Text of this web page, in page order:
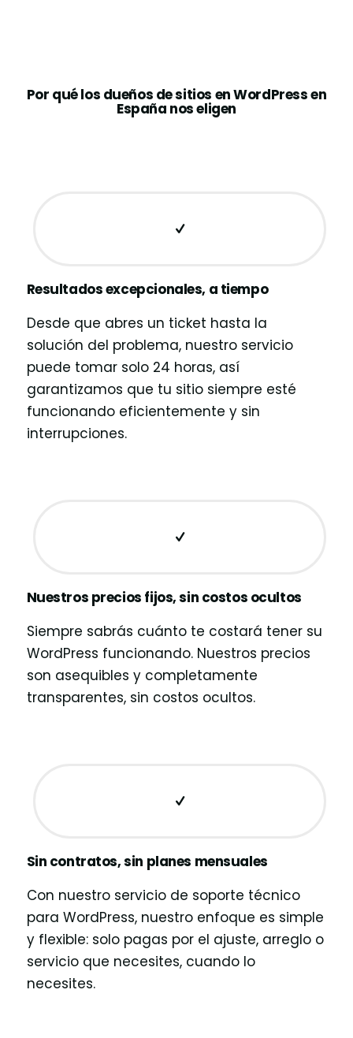
Por qué los dueños de sitios en WordPress en
España nos eligen
Resultados excepcionales, a tiempo
Desde que abres un ticket hasta la
solución del problema, nuestro servicio
puede tomar solo 24 horas, así
garantizamos que tu sitio siempre esté
funcionando eficientemente y sin
interrupciones.
Nuestros precios fijos, sin costos ocultos
Siempre sabrás cuánto te costará tener su
WordPress funcionando. Nuestros precios
son asequibles y completamente
transparentes, sin costos ocultos.
Sin contratos, sin planes mensuales
Con nuestro servicio de soporte técnico
para WordPress, nuestro enfoque es simple
y flexible: solo pagas por el ajuste, arreglo o
servicio que necesites, cuando lo
necesites.